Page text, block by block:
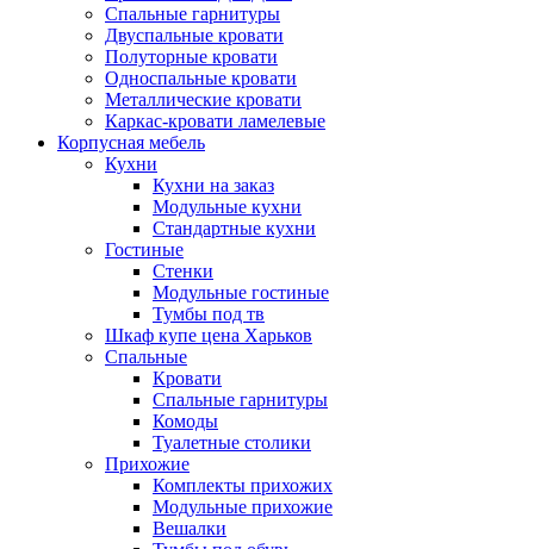
Спальные гарнитуры
Двуспальные кровати
Полуторные кровати
Односпальные кровати
Металлические кровати
Каркас-кровати ламелевые
Корпусная мебель
Кухни
Кухни на заказ
Модульные кухни
Стандартные кухни
Гостиные
Стенки
Модульные гостиные
Тумбы под тв
Шкаф купе цена Харьков
Спальные
Кровати
Спальные гарнитуры
Комоды
Туалетные столики
Прихожие
Комплекты прихожих
Модульные прихожие
Вешалки